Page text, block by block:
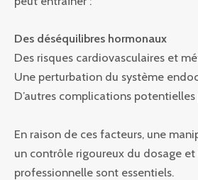
Des déséquilibres hormonaux
Des risques cardiovasculaires et
Une perturbation du système
D’autres complications
En raison de ces facteurs, une
un contrôle rigoureux du dosage et
professionnelle sont essentiels.